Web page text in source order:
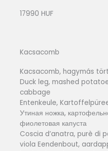
17990 HUF
Kacsacomb
Kacsacomb, hagymás
Duck leg, mashed
cabbage
Entenkeule,
Утиная ножка,
фиолетовая капуста
Coscia d’anatra, purè di
viola Eendenbout,